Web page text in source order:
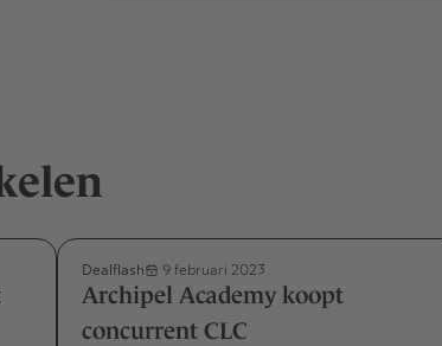
Dealflash 9 februari 2023
Archipel Academy koopt
concurrent CLC